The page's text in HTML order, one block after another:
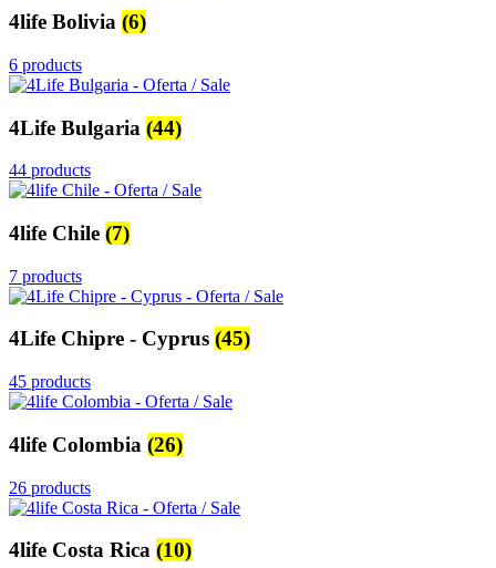
4life Bolivia (6)
6 products
4Life Bulgaria (44)
44 products
4life Chile (7)
7 products
4Life Chipre - Cyprus (45)
45 products
4life Colombia (26)
26 products
4life Costa Rica (10)